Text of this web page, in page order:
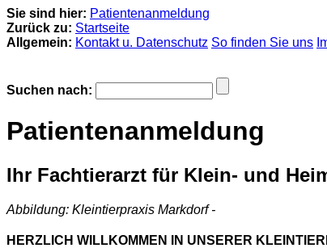
Sie sind hier: Patientenanmeldung
Zurück zu: Startseite
Allgemein: Kontakt u. Datenschutz So finden Sie uns
Suchen nach:
Patientenanmeldung
Ihr Fachtierarzt für Klein- und
Abbildung: Kleintierpraxis Markdorf -
HERZLICH WILLKOMMEN IN UNSERER